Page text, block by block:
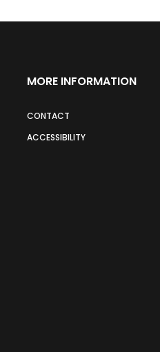
MORE INFORMATION
CONTACT
ACCESSIBILITY